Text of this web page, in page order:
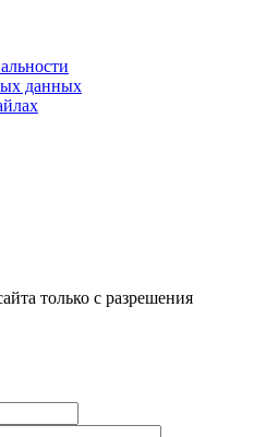
данных
только с разрешения